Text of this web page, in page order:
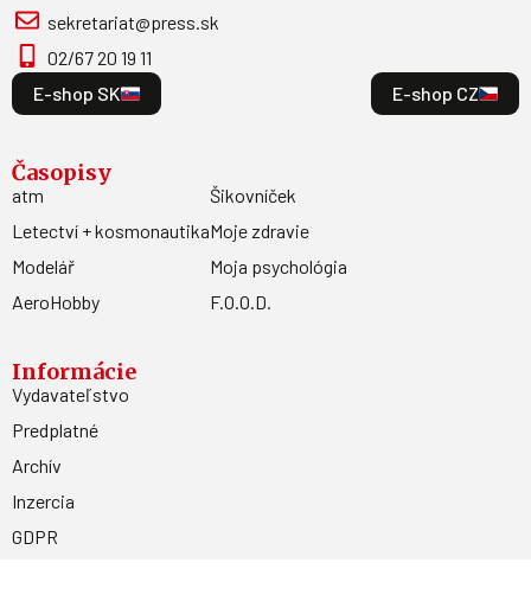
sekretariat@press.sk
02/67 20 19 11
E-shop SK
E-shop CZ
Časopisy
atm
Letectví + kosmonautika
Modelář
AeroHobby
Šikovníček
Moje zdravie
Moja psychológia
F.O.O.D.
Informácie
Vydavateľstvo
Predplatné
Archív
Inzercia
GDPR